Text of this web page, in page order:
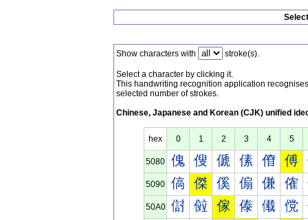
Show characters with stroke(s).
Select a character by clicking it.
This handwriting recognition application
selected number of strokes.
Chinese, Japanese and Korean (CJK) unified
hex 0 1 2 3 4 5
5080 傀 傁 傂 傃 傄 傅
5090 傐 傑 傒 傓 傔 傕
50A0 傠 傡 傢 傣 傤 傥